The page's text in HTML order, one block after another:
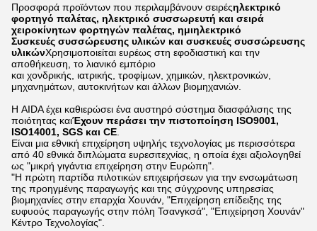
Προσφορά προϊόντων που περιλαμβάνουν σειρέςηλεκτρικό
φορτηγό παλέτας, ηλεκτρικό συσσωρευτή και σειρά
χειροκίνητων φορτηγών παλέτας, ημιηλεκτρικό
Συσκευές συσσώρευσης υλικών και συσκευές συσσώρευσης
υλικώνΧρησιμοποιείται ευρέως στη εφοδιαστική και την
αποθήκευση, το λιανικό εμπόριο
και χονδρικής, ιατρικής, τροφίμων, χημικών, ηλεκτρονικών,
μηχανημάτων, αυτοκινήτων και άλλων βιομηχανιών.
Η AIDA έχει καθιερώσει ένα αυστηρό σύστημα διασφάλισης της
ποιότητας καιΈχουν περάσει την πιστοποίηση ISO9001,
ISO14001, SGS και CE.
Είναι μια εθνική επιχείρηση υψηλής τεχνολογίας με περισσότερα
από 40 εθνικά διπλώματα ευρεσιτεχνίας, η οποία έχει αξιολογηθεί
ως "μικρή γιγάντια επιχείρηση στην Ευρώπη".
"Η πρώτη παρτίδα πιλοτικών επιχειρήσεων για την ενσωμάτωση
της προηγμένης παραγωγής και της σύγχρονης υπηρεσίας
βιομηχανίες στην επαρχία Χουνάν, "Επιχείρηση επίδειξης της
ευφυούς παραγωγής στην πόλη Τσανγκσά", "Επιχείρηση Χουνάν"
Κέντρο Τεχνολογίας".